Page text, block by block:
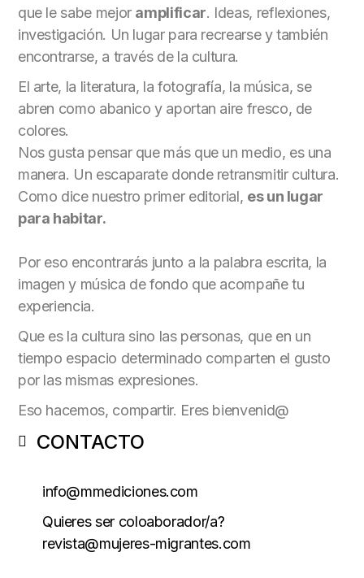
que le sabe mejor amplificar. Ideas, reflexiones,
investigación. Un lugar para recrearse y también
encontrarse, a través de la cultura.
El arte, la literatura, la fotografía, la música, se
abren como abanico y aportan aire fresco, de
colores.
Nos gusta pensar que más que un medio, es una
manera. Un escaparate donde retransmitir cultura.
Como dice nuestro primer editorial, es un lugar
para habitar.
Por eso encontrarás junto a la palabra escrita, la
imagen y música de fondo que acompañe tu
experiencia.
Que es la cultura sino las personas, que en un
tiempo espacio determinado comparten el gusto
por las mismas expresiones.
Eso hacemos, compartir. Eres bienvenid@
CONTACTO
info@mmediciones.com
Quieres ser coloaborador/a?
revista@mujeres-migrantes.com